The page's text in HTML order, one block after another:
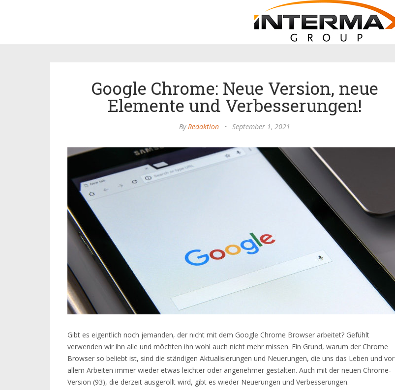
Google Chrome: Neue Version, neue
Elemente und Verbesserungen!
ByRedaktion • September 1, 2021
Gibt es eigentlich noch jemanden, der nicht mit dem Google Chrome Browser arbeitet? Gefühlt
verwenden wir ihn alle und möchten ihn wohl auch nicht mehr missen. Ein Grund, warum der Chrome
Browser so beliebt ist, sind die ständigen Aktualisierungen und Neuerungen, die uns das Leben und vor
allem Arbeiten immer wieder etwas leichter oder angenehmer gestalten. Auch mit der neuen Chrome-
Version (93), die derzeit ausgerollt wird, gibt es wieder Neuerungen und Verbesserungen.